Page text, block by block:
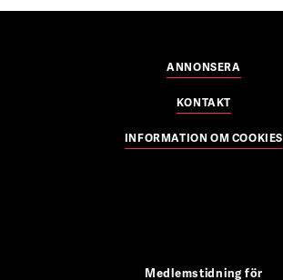
ANNONSERA
KONTAKT
INFORMATION OM COOKIES
Medlemstidning för